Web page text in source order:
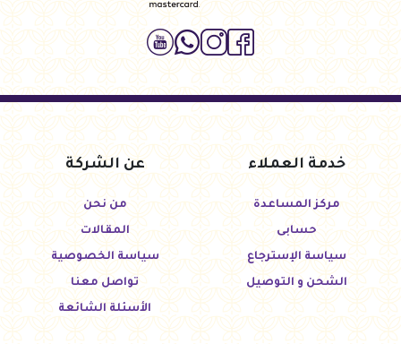
خدمة العملاء
مركز المساعدة
حسابى
سياسة الإسترجاع
الشحن و التوصيل
عن الشركة
من نحن
المقالات
سياسة الخصوصية
تواصل معنا
الأسئلة الشائعة